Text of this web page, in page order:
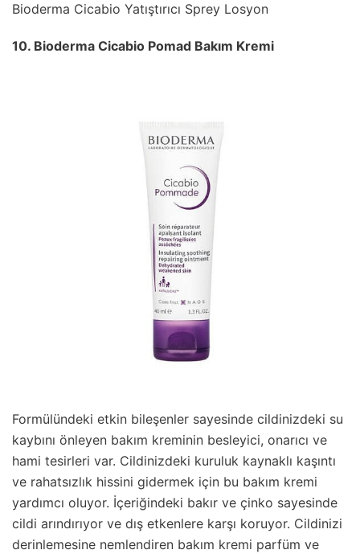
Bioderma Cicabio Yatıştırıcı Sprey Losyon
10. Bioderma Cicabio Pomad Bakım Kremi
Formülündeki etkin bileşenler sayesinde cildinizdeki su
kaybını önleyen bakım kreminin besleyici, onarıcı ve
hami tesirleri var. Cildinizdeki kuruluk kaynaklı kaşıntı
ve rahatsızlık hissini gidermek için bu bakım kremi
yardımcı oluyor. İçeriğindeki bakır ve çinko sayesinde
cildi arındırıyor ve dış etkenlere karşı koruyor. Cildinizi
derinlemesine nemlendiren bakım kremi parfüm ve